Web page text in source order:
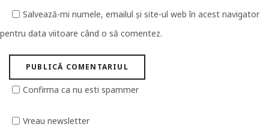
Salvează-mi numele, emailul și site-ul web în acest navigator
pentru data viitoare când o să comentez.
Confirma ca nu esti spammer
Vreau newsletter